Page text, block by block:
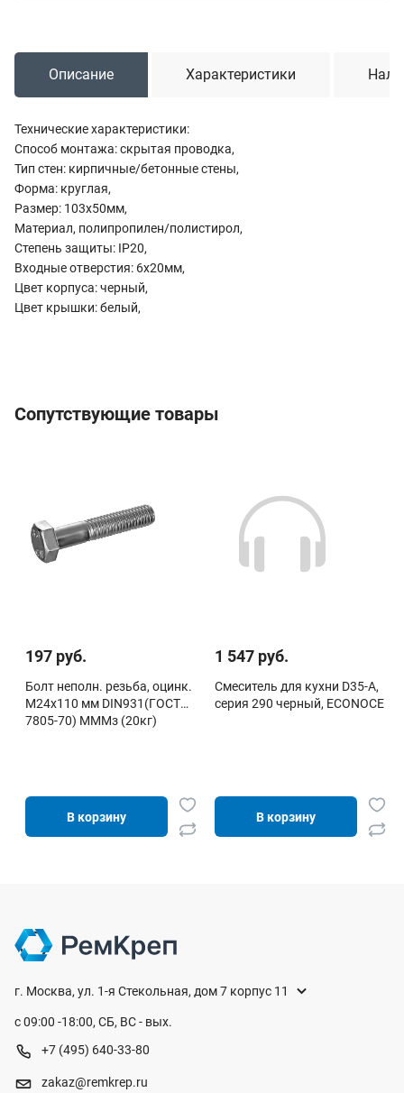
Описание Характеристики
Технические характеристики:
Способ монтажа: скрытая проводка,
Тип стен: кирпичные/бетонные стены,
Форма: круглая,
Размер: 103х50мм,
Материал, полипропилен/полистирол,
Степень защиты: IP20,
Входные отверстия: 6х20мм,
Цвет корпуса: черный,
Цвет крышки: белый,
Сопутствующие товары
197 руб.
Болт неполн. резьба, оцинк.
М24х110 мм DIN931(ГОСТ
7805-70) МММз (20кг)
В корзину
1 547 руб.
Смеситель для кухни D35-A,
серия 290 черный, ECONOCE
В корзину
г. Москва, ул. 1-я Стекольная, дом 7 корпус 11
с 09:00 -18:00, СБ, ВС - вых.
+7 (495) 640-33-80
zakaz@remkrep.ru